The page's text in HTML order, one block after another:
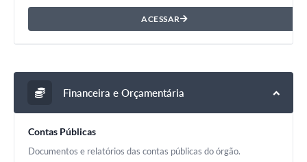
ACESSAR
Financeira e Orçamentária
Contas Públicas
Documentos e relatórios das contas públicas do órgão.